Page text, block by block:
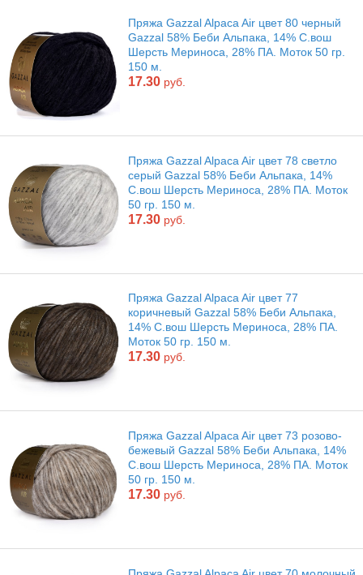
Пряжа Gazzal Alpaca Air цвет 80 черный
Gazzal 58% Беби Альпака, 14% С.вош
Шерсть Мериноса, 28% ПА. Моток 50 гр.
150 м.
17.30 руб.
Пряжа Gazzal Alpaca Air цвет 78 светло
серый Gazzal 58% Беби Альпака, 14%
С.вош Шерсть Мериноса, 28% ПА. Моток
50 гр. 150 м.
17.30 руб.
Пряжа Gazzal Alpaca Air цвет 77
коричневый Gazzal 58% Беби Альпака,
14% С.вош Шерсть Мериноса, 28% ПА.
Моток 50 гр. 150 м.
17.30 руб.
Пряжа Gazzal Alpaca Air цвет 73 розово-
бежевый Gazzal 58% Беби Альпака, 14%
С.вош Шерсть Мериноса, 28% ПА. Моток
50 гр. 150 м.
17.30 руб.